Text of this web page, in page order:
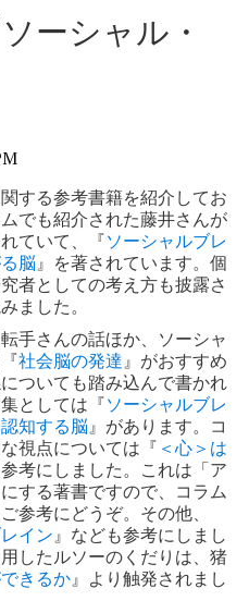
ソーシャル・
する参考書籍を紹介してお
でも紹介された藤井さんが
ていて、『ソーシャルブレ
脳』を著されています。個
者としての考え方も披露さ
ました。
手さんの話ほか、ソーシャ
社会脳の発達』がおすすめ
ついても踏み込んで書かれ
としては『ソーシャルブレ
知する脳』があります。コ
視点については『 ＜心＞は
考にしました。これは「ア
する著書ですので、コラム
ご参考にどうぞ。その他、
イン』なども参考にしまし
したルソーのくだりは、猪
きるか』より触発されまし